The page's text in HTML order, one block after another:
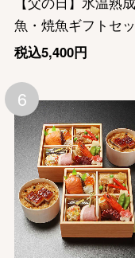
魚・焼魚ギフトセ
０切
税込5,400円
6